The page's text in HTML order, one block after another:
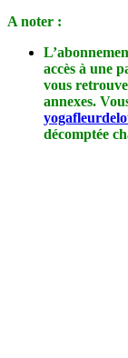
A noter :
accès à une
vous
annexes.
décomptée